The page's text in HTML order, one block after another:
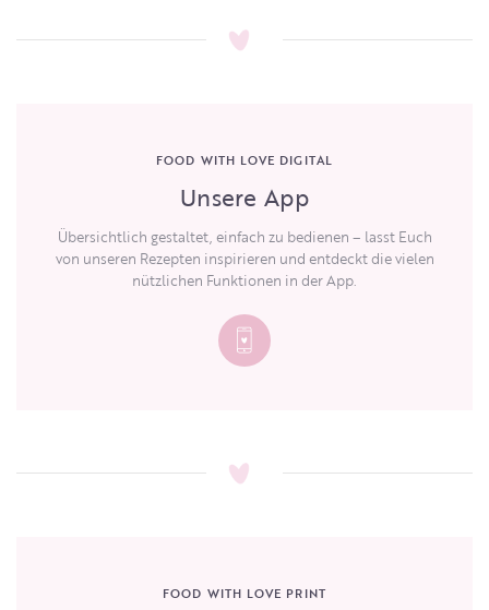
FOOD WITH LOVE DIGITAL
Unsere App
Übersichtlich gestaltet, einfach zu bedienen – lasst Euch
von unseren Rezepten inspirieren und entdeckt die vielen
nützlichen Funktionen in der App.
FOOD WITH LOVE PRINT